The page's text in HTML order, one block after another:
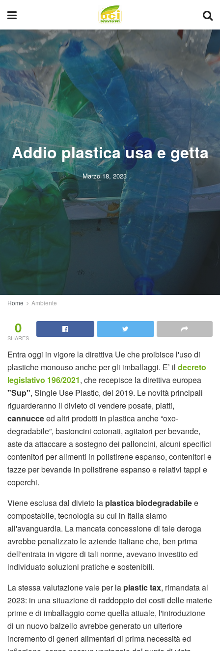
Addio plastica usa e getta
Marzo 18, 2023
Home Ambiente
0
SHARES
Entra oggi in vigore la direttiva Ue che proibisce l'uso di
plastiche monouso anche per gli imballaggi. E’ il decreto
legislativo 196/2021, che recepisce la direttiva europea
"Sup", Single Use Plastic, del 2019. Le novità principali
riguarderanno il divieto di vendere posate, piatti,
cannucceed altri prodotti in plastica anche “oxo-
degradabile”, bastoncini cotonati, agitatori per bevande,
aste da attaccare a sostegno dei palloncini, alcuni specifici
contenitori per alimenti in polistirene espanso, contenitori e
tazze per bevande in polistirene espanso e relativi tappi e
coperchi.
Viene esclusa dal divieto la plastica biodegradabilee
compostabile, tecnologia su cui in Italia siamo
all'avanguardia. La mancata concessione di tale deroga
avrebbe penalizzato le aziende italiane che, ben prima
dell'entrata in vigore di tali norme, avevano investito ed
individuato soluzioni pratiche e sostenibili.
La stessa valutazione vale per la plastic tax, rimandata al
2023: in una situazione di raddoppio dei costi delle materie
prime e di imballaggio come quella attuale, l'introduzione
di un nuovo balzello avrebbe generato un ulteriore
incremento di generi alimentari di prima necessità ed